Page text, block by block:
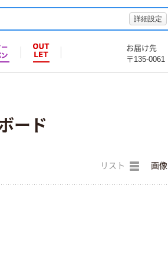
詳細設定
お届け先
〒135-0061
ード
リスト 画像